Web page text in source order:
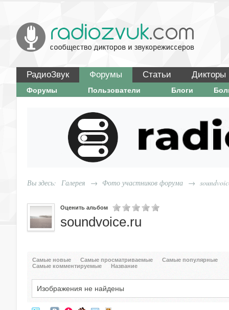
РадиоЗвук Форумы Статьи Дикторы
Форумы Пользователи Блоги
Вы здесь: Галерея → Фото участников форума →
Оценить альбом
soundvoice.ru
Самые новые Самые просматриваемые
Самые популярные
Самые комментируемые
Название
Изображения не найдены